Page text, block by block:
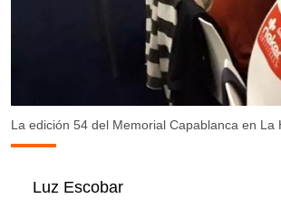
La edición 54 del Memorial Capablanca en La
Luz Escobar